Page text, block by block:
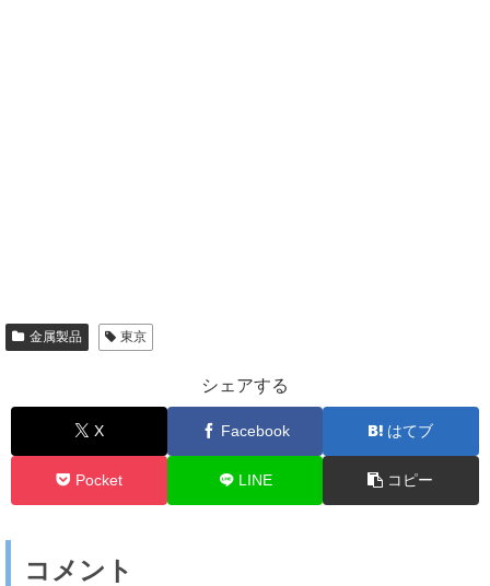
金属製品 東京
シェアする
X Facebook はてブ
Pocket LINE コピー
コメント